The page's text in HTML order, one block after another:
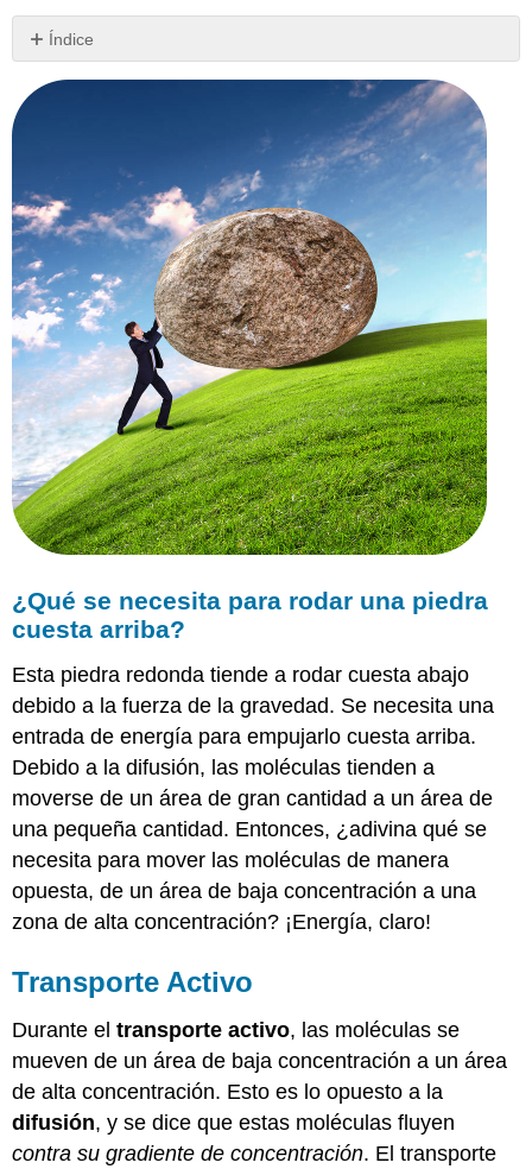
Índice
una
piedra
cuesta
arriba?
Transporte
Activo
Resumen
Explora
más
¿Qué se necesita para rodar una piedra
cuesta arriba?
Esta piedra redonda tiende a rodar cuesta abajo
debido a la fuerza de la gravedad. Se necesita una
entrada de energía para empujarlo cuesta arriba.
Debido a la difusión, las moléculas tienden a
moverse de un área de gran cantidad a un área de
una pequeña cantidad. Entonces, ¿adivina qué se
necesita para mover las moléculas de manera
opuesta, de un área de baja concentración a una
zona de alta concentración? ¡Energía, claro!
Transporte Activo
Durante eltransporte activo, las moléculas se
mueven de un área de baja concentración a un área
de alta concentración. Esto es lo opuesto a la
difusión, y se dice que estas moléculas fluyen
contra su gradiente de concentración. El transporte